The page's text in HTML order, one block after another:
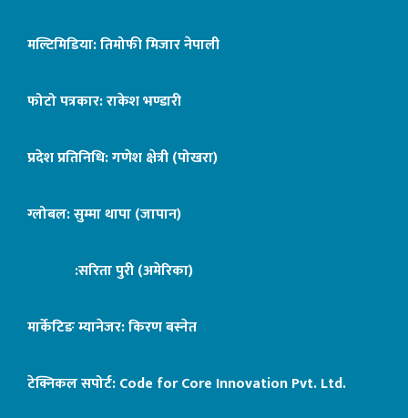
मल्टिमिडिया: तिमोफी मिजार नेपाली
फोटो पत्रकार: राकेश भण्डारी
प्रदेश प्रतिनिधि: गणेश क्षेत्री (पोखरा)
ग्लोबल: सुम्मा थापा (जापान)
:सरिता पुरी (अमेरिका)
मार्केटिङ म्यानेजर: किरण बस्नेत
टेक्निकल सपोर्ट:Code for Core Innovation Pvt. Ltd.